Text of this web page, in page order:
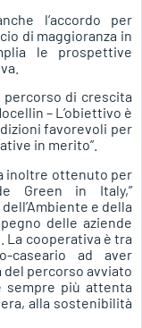
l’accordo per
di maggioranza in
le prospettive
percorso di crescita
– L’obiettivo è
favorevoli per
in merito”.
inoltre ottenuto per
Green in Italy,”
e della
delle aziende
cooperativa è tra
caseario ad aver
percorso avviato
sempre più attenta
alla sostenibilità